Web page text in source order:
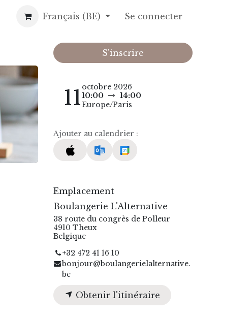
À propos Gâteaux de fête Contact Recettes
Français (BE) Se connecter
S'inscrire
11 octobre 2026
10:00
14:00
Europe/Paris
Ajouter au calendrier :
Emplacement
Boulangerie L'Alternative
38 route du congrès de Polleur
4910 Theux
Belgique
+32 472 41 16 10
bonjour@boulangerielalternative.
be
Obtenir l'itinéraire